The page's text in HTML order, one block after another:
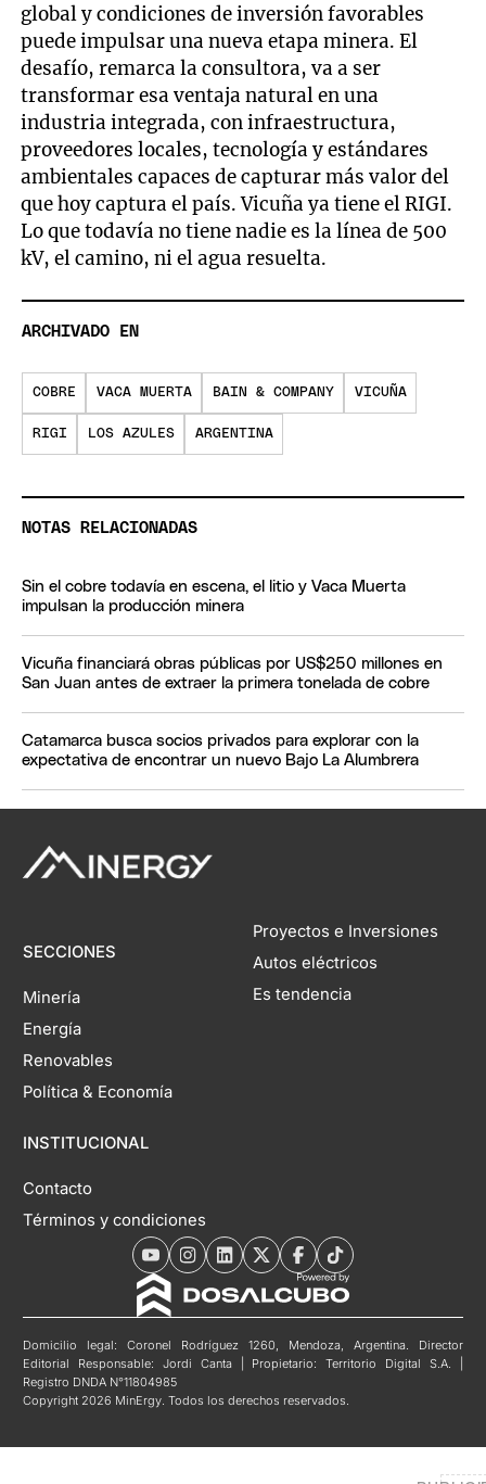
global y condiciones de inversión favorables
puede impulsar una nueva etapa minera. El
desafío, remarca la consultora, va a ser
transformar esa ventaja natural en una
industria integrada, con infraestructura,
proveedores locales, tecnología y estándares
ambientales capaces de capturar más valor del
que hoy captura el país. Vicuña ya tiene el RIGI.
Lo que todavía no tiene nadie es la línea de 500
kV, el camino, ni el agua resuelta.
ARCHIVADO EN
COBRE VACA MUERTA BAIN & COMPANY VICUÑA
RIGI LOS AZULES ARGENTINA
NOTAS RELACIONADAS
Sin el cobre todavía en escena, el litio y Vaca Muerta
impulsan la producción minera
Vicuña financiará obras públicas por US$250 millones en
San Juan antes de extraer la primera tonelada de cobre
Catamarca busca socios privados para explorar con la
expectativa de encontrar un nuevo Bajo La Alumbrera
SECCIONES
Minería
Energía
Renovables
Política & Economía
INSTITUCIONAL
Contacto
Términos y condiciones
Proyectos e Inversiones
Autos eléctricos
Es tendencia
Domicilio legal: Coronel Rodríguez 1260, Mendoza, Argentina. Director
Editorial Responsable: Jordi Canta | Propietario: Territorio Digital S.A. |
Registro DNDA N°11804985
Copyright 2026 MinErgy. Todos los derechos reservados.